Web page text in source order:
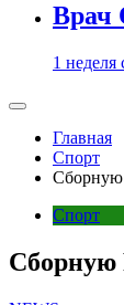
Врач
1 неделя
Главная
Спорт
Сборную
Спорт
Сборную